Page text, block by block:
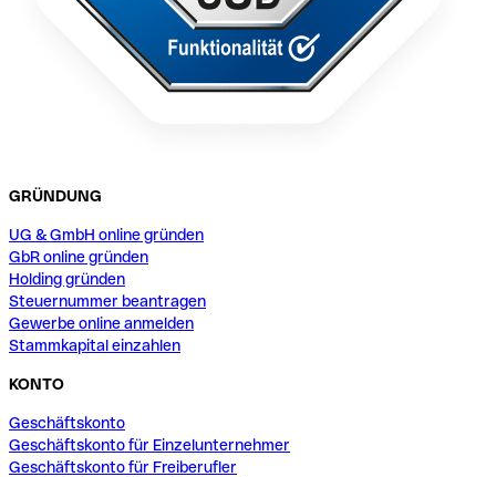
GRÜNDUNG
UG & GmbH online gründen
GbR online gründen
Holding gründen
Steuernummer beantragen
Gewerbe online anmelden
Stammkapital einzahlen
KONTO
Geschäftskonto
Geschäftskonto für Einzelunternehmer
Geschäftskonto für Freiberufler